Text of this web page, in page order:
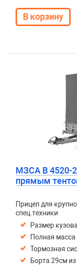
МЗСА B 4520-
прямым
Прицеп для
спец.техники
Размер
Полная масса
Тормозная
Борта 29см